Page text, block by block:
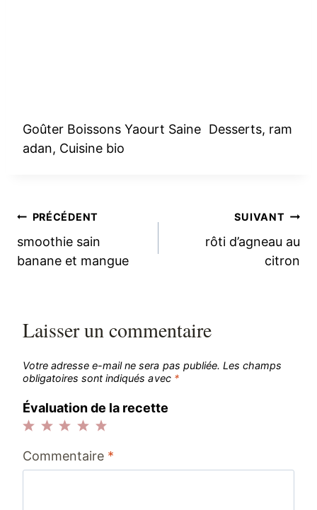
Goûter Boissons Yaourt Saine Desserts, ram
adan, Cuisine bio
Navigation
de
PRÉCÉDENT
smoothie sain
banane et mangue
SUIVANT
rôti d’agneau au
citron
Laisser un commentaire
Votre adresse e-mail ne sera pas publiée. Les champs
obligatoires sont indiqués avec *
Évaluation de la recette
étoiles
étoiles
étoiles
étoiles
étoile
Commentaire *